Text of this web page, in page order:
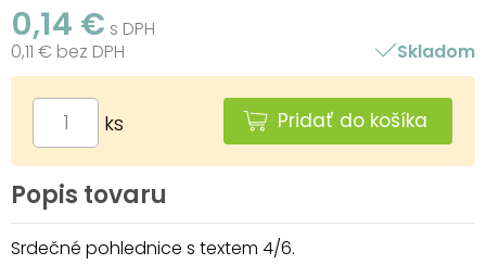
0,14 € s DPH
0,11 € bez DPH
Skladom
ks Pridať do košíka
Popis tovaru
Srdečné pohlednice s textem 4/6.